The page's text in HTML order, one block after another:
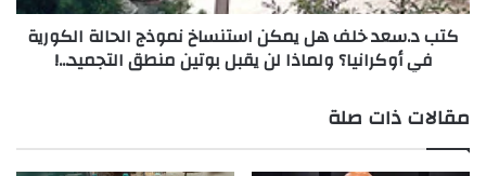
ت
ت
ك
س
خ
ي
م
ك
كتب د.سعد خلف هل يمكن استنساخ نموذج الحالة الكورية
في أوكرانيا؟ ولماذا لن يقبل بوتين منطق التجميد...!
مقالات ذات صلة